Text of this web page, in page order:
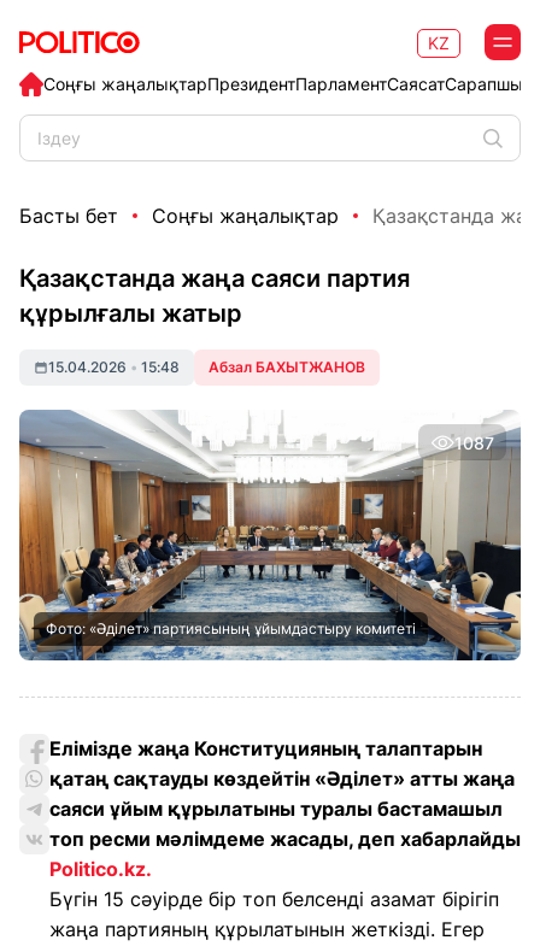
Соңғы жаңалықтарПрезидентПарламентСаясат
KZ
Басты бет Соңғы жаңалықтар Қазақстанда
Қазақстанда жаңа саяси партия
құрылғалы жатыр
15.04.2026 • 15:48 Абзал БАХЫТЖАНОВ
1087
Фото: «Әділет» партиясының ұйымдастыру комитеті
Елімізде жаңа Конституцияның талаптарын
қатаң сақтауды көздейтін «Әділет» атты жаңа
саяси ұйым құрылатыны туралы бастамашыл
топ ресми мәлімдеме жасады, деп хабарлайды
Politico.kz.
Бүгін 15 сәуірде бір топ белсенді азамат бірігіп
жаңа партияның құрылатынын жеткізді. Егер